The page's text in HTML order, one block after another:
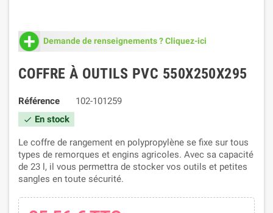
Demande de renseignements ? Cliquez-ici
COFFRE À OUTILS PVC 550X250X295
Référence 102-101259
check En stock
Le coffre de rangement en polypropylène se fixe sur tous
types de remorques et engins agricoles. Avec sa capacité
de 23 l, il vous permettra de stocker vos outils et petites
sangles en toute sécurité.